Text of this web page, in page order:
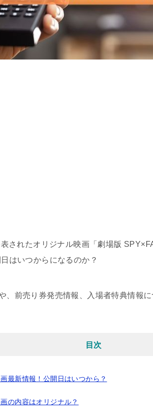
されたオリジナル映画「劇場版
はいつからになるのか？
、前売り券発売情報、入場者特典情報に
目次
最新情報！公開日はいつから？
の内容はオリジナル？